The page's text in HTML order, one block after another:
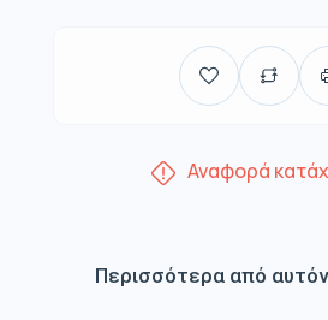
Αναφορά
Περισσότερα από